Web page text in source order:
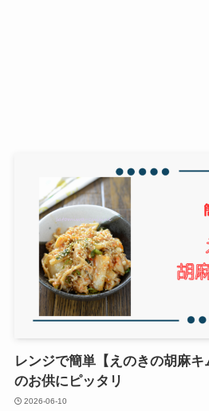
レンジで簡単【えのきの胡麻
のお供にピッタリ
2026-06-10